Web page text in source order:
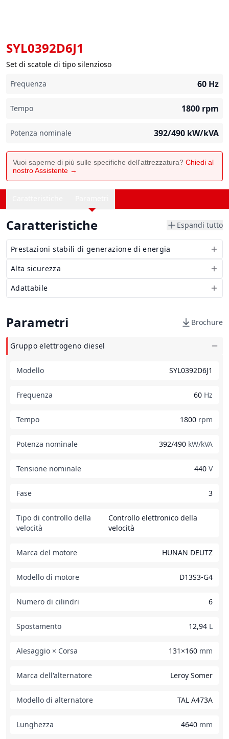
SYL0392D6J1
Set di scatole di tipo silenzioso
Frequenza
60 Hz
Tempo 1800 rpm
Potenza nominale 392/490 kW/kVA
Vuoi saperne di più sulle specifiche dell'attrezzatura? Chiedi al
nostro Assistente →
Caratteristiche Espandi tutto
Prestazioni stabili di generazione di energia
Alta sicurezza
Adattabile
Parametri Brochure
Gruppo elettrogeno diesel
Modello SYL0392D6J1
Frequenza 60 Hz
Tempo 1800 rpm
Potenza nominale 392/490 kW/kVA
Tensione nominale 440 V
Fase 3
Tipo di controllo della
velocità
Controllo elettronico della
velocità
Marca del motore HUNAN DEUTZ
Modello di motore D13S3-G4
Numero di cilindri 6
Spostamento 12,94 L
Alesaggio × Corsa 131×160 mm
Marca dell'alternatore Leroy Somer
Modello di alternatore TAL A473A
Lunghezza 4640 mm